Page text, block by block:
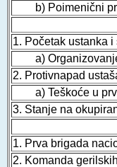
b) Poimenični
1. Početak ustanka
a) Organizovanje
2. Protivnapad
a) Teškoće u
3. Stanje na
1. Prva brigada
2. Komanda